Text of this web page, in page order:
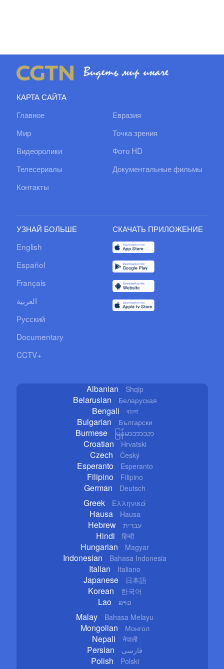
КАРТА САЙТА
Главное
Евразия
Мир
Точка зрения
Видеоролики
Фото HD
Телесериалы
Документальные фильмы
Контакты
УЗНАЙ БОЛЬШЕ
English
Español
Français
العربية
Русский
Documentary
CCTV+
СКАЧАТЬ ПРИЛОЖЕНИЕ
Albanian Shqip
Belarusian Беларуская
Bengali বাংলা
Bulgarian Български
Burmese မြန်မာဘာသာ
Croatian Hrvatski
Czech Český
Esperanto Esperanto
Filipino Filipino
German Deutsch
Greek Ελληνικά
Hausa Hausa
Hebrew עברית
Hindi हिन्दी
Hungarian Magyar
Indonesian Bahasa Indonesia
Italian Italiano
Japanese 日本語
Korean 한국어
Lao ລາວ
Malay Bahasa Melayu
Mongolian Монгол
Nepali नेपाली
Persian فارسی
Polish Polski